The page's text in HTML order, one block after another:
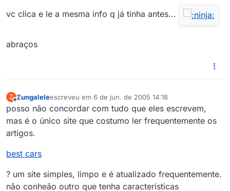
vc clica e le a mesma info q já tinha antes...
abraços
Z Zungaleleescreveu em 6 de jun. de 2005 14:18
última edição por
posso não concordar com tudo que eles escrevem,
mas é o único site que costumo ler frequentemente os
artigos.
best cars
? um site simples, limpo e é atualizado frequentemente.
não conheão outro que tenha características